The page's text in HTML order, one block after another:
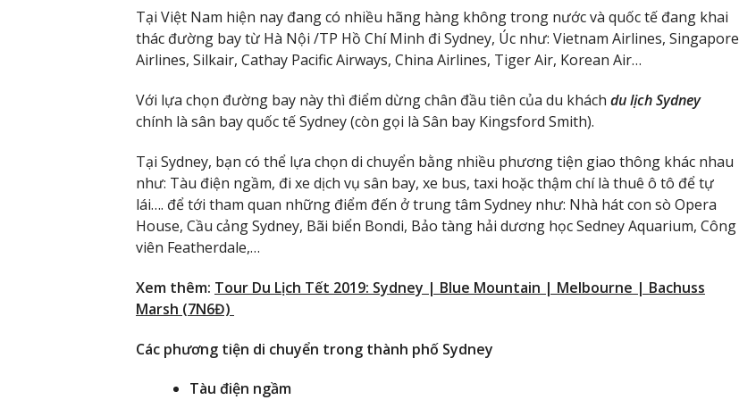
Tại Việt Nam hiện nay đang có nhiều hãng hàng không trong nước và quốc tế đang khai
thác đường bay từ Hà Nội /TP Hồ Chí Minh đi Sydney, Úc như: Vietnam Airlines, Singapore
Airlines, Silkair, Cathay Pacific Airways, China Airlines, Tiger Air, Korean Air…
Với lựa chọn đường bay này thì điểm dừng chân đầu tiên của du khách du lịch Sydney
chính là sân bay quốc tế Sydney (còn gọi là Sân bay Kingsford Smith).
Tại Sydney, bạn có thể lựa chọn di chuyển bằng nhiều phương tiện giao thông khác nhau
như: Tàu điện ngầm, đi xe dịch vụ sân bay, xe bus, taxi hoặc thậm chí là thuê ô tô để tự
lái…. để tới tham quan những điểm đến ở trung tâm Sydney như: Nhà hát con sò Opera
House, Cầu cảng Sydney, Bãi biển Bondi, Bảo tàng hải dương học Sedney Aquarium, Công
viên Featherdale,…
Xem thêm: Tour Du Lịch Tết 2019: Sydney | Blue Mountain | Melbourne | Bachuss
Marsh (7N6Đ)
Các phương tiện di chuyển trong thành phố Sydney
Tàu điện ngầm